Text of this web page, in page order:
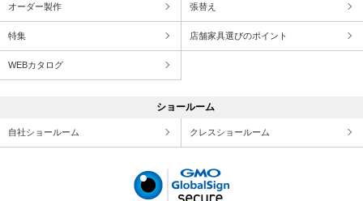
オーダー製作 張替え
特集 店舗家具選びのポイント
WEBカタログ
ショールーム
自社ショールーム クレスショールーム